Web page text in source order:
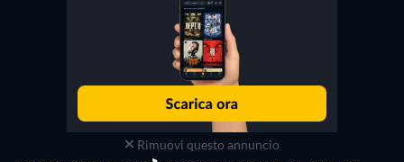
Rimuovi questo annuncio